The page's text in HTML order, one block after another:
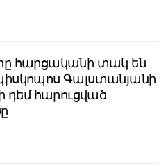
հարցականի տակ են
Գալստանյանի
դեմ հարուցված